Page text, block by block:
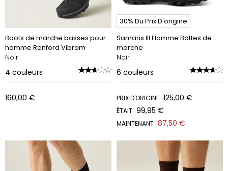
Boots de marche basses pour
homme Renford Vibram
Noir
4 couleurs
160,00 €
30% Du Prix D'origine
Samaris III Homme Bottes de
marche
Noir
6 couleurs
PRIX D'ORIGINE 125,00 €
ÉTAIT 99,95 €
MAINTENANT 87,50 €